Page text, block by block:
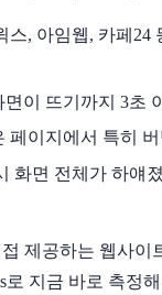
스, 아임웹, 카페24
면이 뜨기까지 3초
페이지에서 특히
화면 전체가 하얘
접 제공하는 웹사이
로 지금 바로 측정